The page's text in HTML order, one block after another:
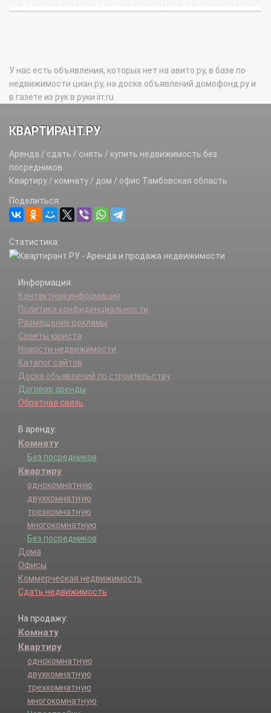
У нас есть объявления, которых нет на авито.ру, в базе по
недвижимости циан.ру, на доске объявлений домофонд.ру и
в газете из рук в руки irr.ru
КВАРТИРАНТ.РУ
Аренда / сдать / снять / купить недвижимость без
посредников.
Квартиру / комнату / дом / офис Тамбовская область
Поделиться:
Статистика:
Информация:
Контактная информация
Политика конфиденциальности
Размещение рекламы
Советы юриста
Новости недвижимости
Каталог сайтов
Доска объявлений по строительству
Договор аренды
Обратная связь
В аренду:
Комнату
Без посредников
Квартиру
однокомнатную
двухкомнатную
трехкомнатную
многокомнатную
Без посредников
Дома
Офисы
Коммерческая недвижимость
Сдать недвижимость
На продажу:
Комнату
Квартиру
однокомнатную
двухкомнатную
трехкомнатную
многокомнатную